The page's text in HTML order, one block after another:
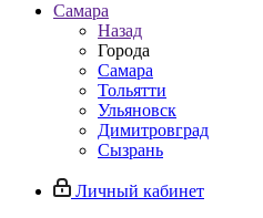
Самара
Назад
Города
Самара
Тольятти
Ульяновск
Димитровград
Сызрань
Личный кабинет